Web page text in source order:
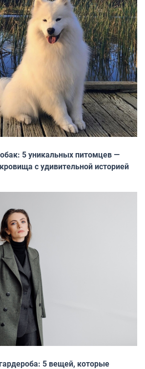
5 уникальных питомцев —
с удивительной историей
5 вещей, которые